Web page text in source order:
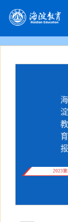
海
淀
教
育
报
2023第